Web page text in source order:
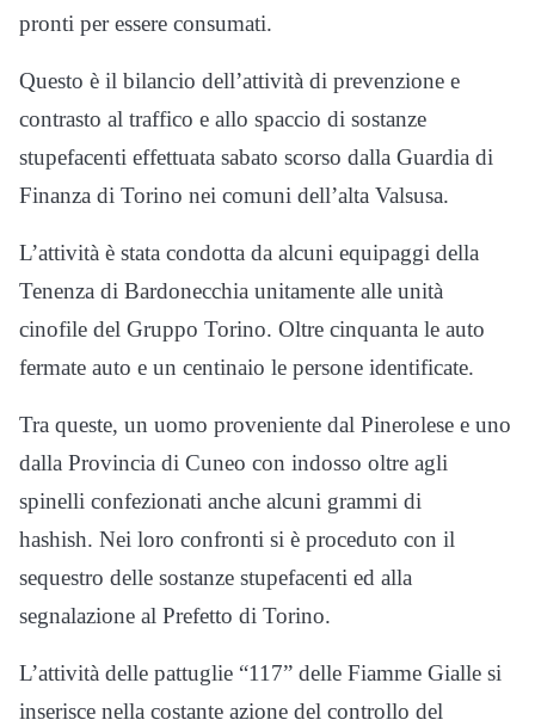
pronti per essere consumati.
Questo è il bilancio dell’attività di prevenzione e
contrasto al traffico e allo spaccio di sostanze
stupefacenti effettuata sabato scorso dalla Guardia di
Finanza di Torino nei comuni dell’alta Valsusa.
L’attività è stata condotta da alcuni equipaggi della
Tenenza di Bardonecchia unitamente alle unità
cinofile del Gruppo Torino. Oltre cinquanta le auto
fermate auto e un centinaio le persone identificate.
Tra queste, un uomo proveniente dal Pinerolese e uno
dalla Provincia di Cuneo con indosso oltre agli
spinelli confezionati anche alcuni grammi di
hashish. Nei loro confronti si è proceduto con il
sequestro delle sostanze stupefacenti ed alla
segnalazione al Prefetto di Torino.
L’attività delle pattuglie “117” delle Fiamme Gialle si
inserisce nella costante azione del controllo del